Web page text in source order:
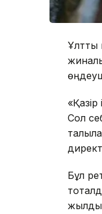
Сол
Бұл